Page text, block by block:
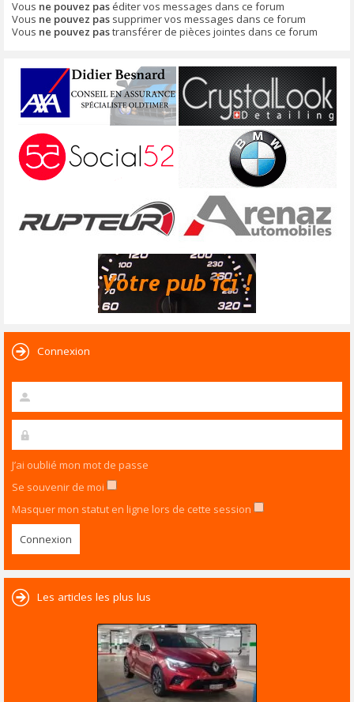
Vous ne pouvez pas éditer vos messages dans ce forum
Vous ne pouvez pas supprimer vos messages dans ce forum
Vous ne pouvez pastransférer de pièces jointes dans ce forum
Connexion
J’ai oublié mon mot de passe
Se souvenir de moi
Masquer mon statut en ligne lors de cette session
Les articles les plus lus